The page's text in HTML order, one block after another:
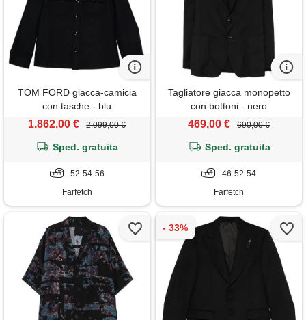
TOM FORD giacca-camicia
con tasche - blu
1.862,00 € 2.099,00 €
Sped. gratuita
52-54-56
Farfetch
Tagliatore giacca monopetto
con bottoni - nero
469,00 € 690,00 €
Sped. gratuita
46-52-54
Farfetch